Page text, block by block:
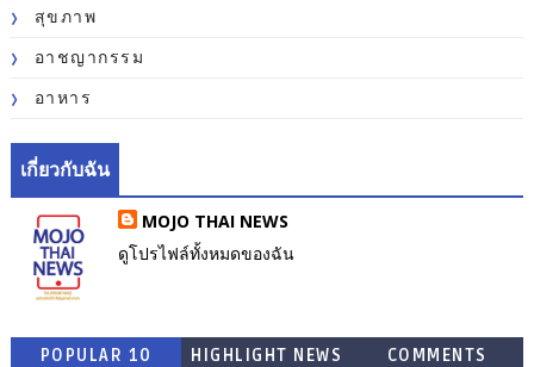
สุขภาพ
อาชญากรรม
อาหาร
เกี่ยวกับฉัน
MOJO THAI NEWS
ดูโปรไฟล์ทั้งหมดของฉัน
POPULAR 10 HIGHLIGHT NEWS COMMENTS